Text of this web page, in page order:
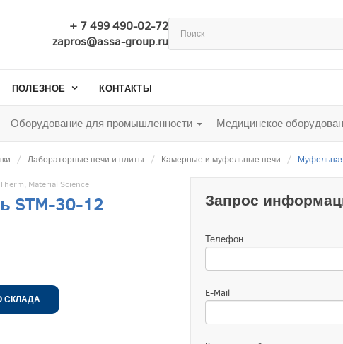
+ 7 499 490-02-72
zapros@assa-group.ru
ПОЛЕЗНОЕ КОНТАКТЫ
Оборудование для промышленности Медицинское
Лабораторные печи и плиты Камерные и муфельные печи
, Material Science
STM-30-12
СКЛАДА
Запрос
Телефон
E-Mail